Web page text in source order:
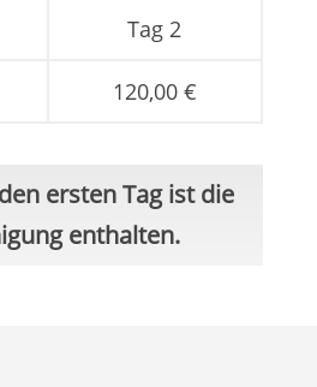
Tag 2
120,00 €
ersten Tag ist die
enthalten.